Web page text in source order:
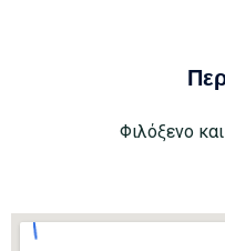
Φιλόξενο